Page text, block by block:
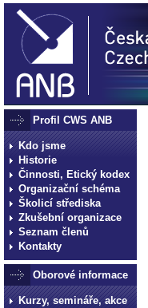
Profil CWS ANB
Kdo jsme
Historie
Činnosti, Etický kodex
Organizační schéma
Školicí střediska
Zkušební organizace
Seznam členů
Kontakty
Oborové informace
Kurzy, semináře, akce